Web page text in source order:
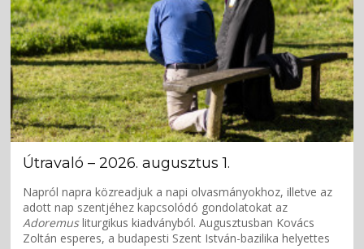
Útravaló – 2026. augusztus 1.
Napról napra közreadjuk a napi olvasmányokhoz, illetve az
adott nap szentjéhez kapcsolódó gondolatokat az
Adoremusliturgikus kiadványból. Augusztusban Kovács
Zoltán esperes, a budapesti Szent István-bazilika helyettes